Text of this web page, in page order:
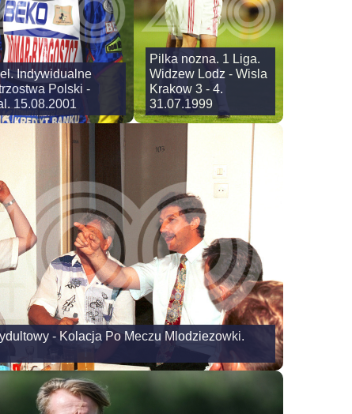
Indywidualne
Polski -
15.08.2001
Pilka nozna. 1 Liga.
Widzew Lodz - Wisla
Krakow 3 - 4.
31.07.1999
- Kolacja Po Meczu Mlodziezowki.